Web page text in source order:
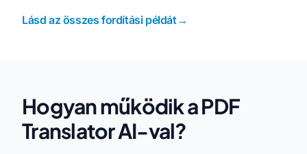
Lásd az összes fordítási példát→
Hogyan működik a PDF
Translator AI-val?